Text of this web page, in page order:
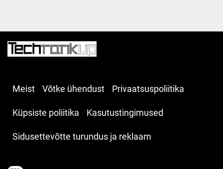
Meist Võtke ühendust Privaatsuspoliitika
Küpsiste poliitika Kasutustingimused
Sidusettevõtte turundus ja reklaam